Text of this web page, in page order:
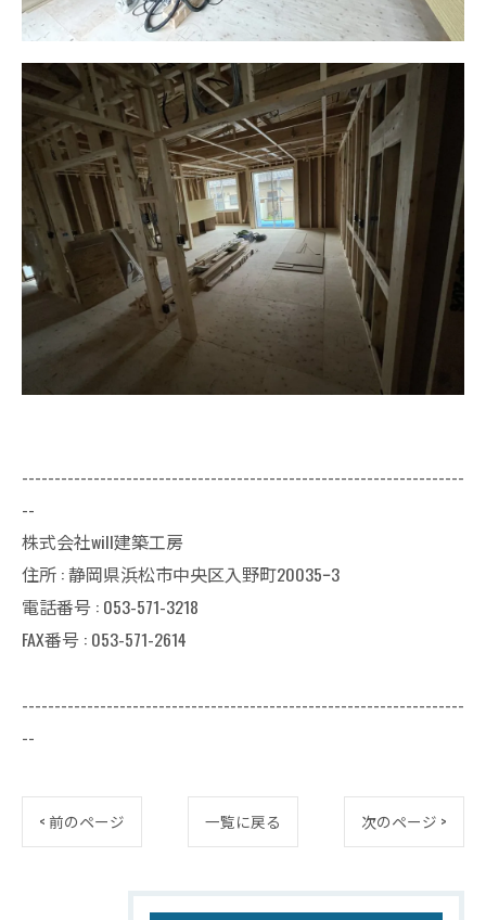
--------------------------------------------------------------------
--
株式会社will建築工房
住所 : 静岡県浜松市中央区入野町20035ｰ3
電話番号 : 053-571-3218
FAX番号 : 053-571-2614
--------------------------------------------------------------------
--
< 前のページ 一覧に戻る 次のページ >